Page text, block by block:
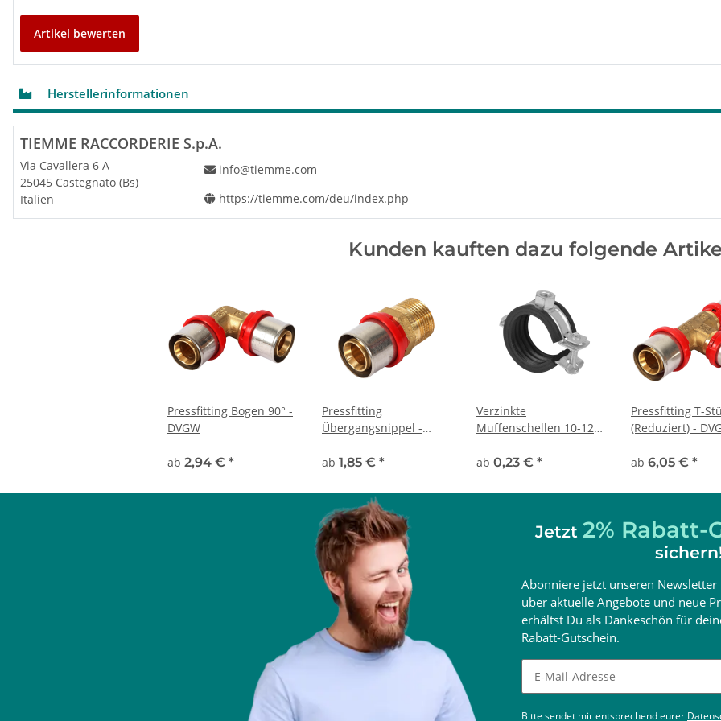
Artikel bewerten
Herstellerinformationen
TIEMME RACCORDERIE S.p.A.
Via Cavallera 6 A
25045 Castegnato (Bs)
Italien
info@tiemme.com
https://tiemme.com/deu/index.php
Kunden kauften dazu folgende
Pressfitting Bogen 90° -
DVGW
ab 2,94 € *
Pressfitting
Übergangsnippel -
ab 1,85 € *
Verzinkte
Muffenschellen 10-128
ab 0,23 € *
Pressfitting T-
(Reduziert) -
ab 6,05 € *
Jetzt 2% Rabatt-
Abonniere jetzt unseren
über aktuelle Angebote und neue
erhältst Du als Dankeschön für
Rabatt-Gutschein.
Newsletter abonnieren
Bitte sendet mir entsprechend eurer